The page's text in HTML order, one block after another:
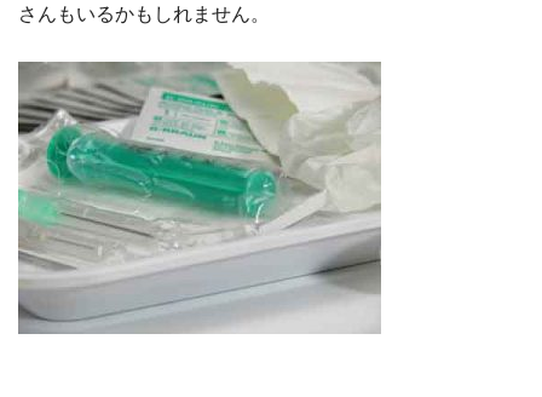
さんもいるかもしれません。